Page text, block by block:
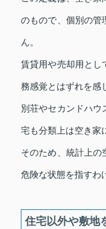
のもので、個別の管
ん。
賃貸用や売却用とし
務感覚とはずれを感
別荘やセカンドハウ
宅も分類上は空き家
そのため、統計上の
危険な状態を指すわ
住宅以外や敷地